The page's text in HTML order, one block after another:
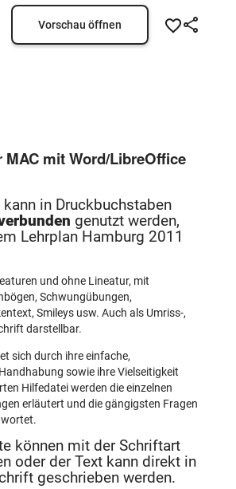
Vorschau öffnen
mit Word/LibreOffice
in Druckbuchstaben
genutzt werden,
Lehrplan Hamburg 2011
und ohne Lineatur, mit
Schwungübungen,
Smileys usw. Auch als Umriss-,
darstellbar.
sich durch ihre einfache,
sowie ihre Vielseitigkeit
Hilfedatei werden die einzelnen
erläutert und die gängigsten Fragen
können mit der Schriftart
oder der Text kann direkt in
geschrieben werden.